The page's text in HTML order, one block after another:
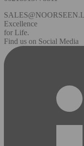
Excellence
for Life.
Find us on Social Media